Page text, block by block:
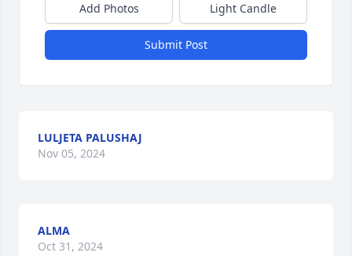
Add Photos Light Candle
Submit Post
LULJETA PALUSHAJ
Nov 05, 2024
ALMA
Oct 31, 2024